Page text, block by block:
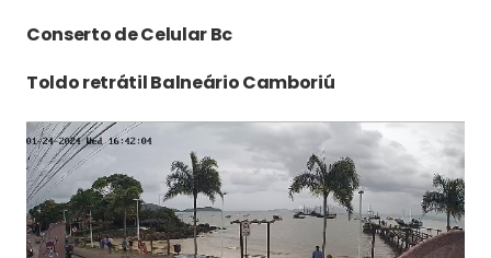
Conserto de Celular Bc
Toldo retrátil Balneário Camboriú